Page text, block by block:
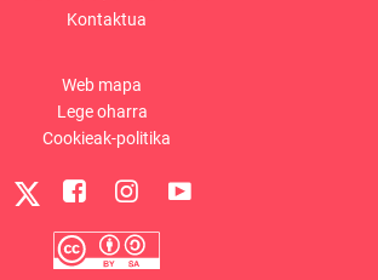
Kontaktua
Web mapa
Lege oharra
Cookieak-politika